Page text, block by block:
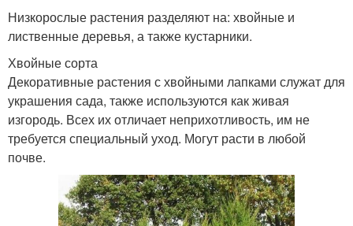
Низкорослые растения разделяют на: хвойные и
лиственные деревья, а также кустарники.
Хвойные сорта
Декоративные растения с хвойными лапками служат для
украшения сада, также используются как живая
изгородь. Всех их отличает неприхотливость, им не
требуется специальный уход. Могут расти в любой
почве.